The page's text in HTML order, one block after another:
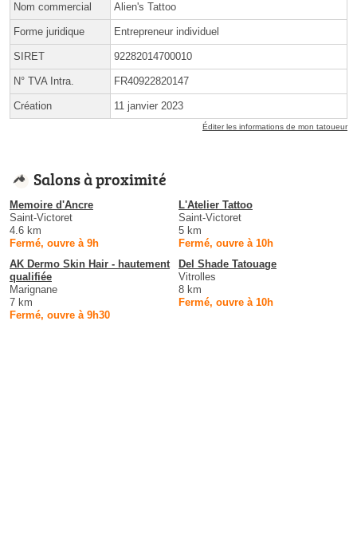
Nom commercial Alien's Tattoo
Forme juridique Entrepreneur individuel
SIRET 92282014700010
N° TVA Intra. FR40922820147
Création 11 janvier 2023
Éditer les informations de mon tatoueur
Salons à proximité
Memoire d'Ancre
Saint-Victoret
4.6 km
Fermé, ouvre à 9h
L'Atelier Tattoo
Saint-Victoret
5 km
Fermé, ouvre à 10h
AK Dermo Skin Hair - hautement
qualifiée
Marignane
7 km
Fermé, ouvre à 9h30
Del Shade Tatouage
Vitrolles
8 km
Fermé, ouvre à 10h